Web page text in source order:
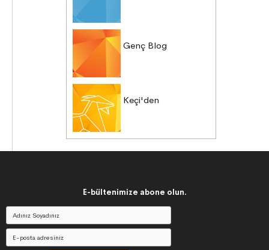
Genç Blog
Keçi'den
E-bültenimize abone olun.